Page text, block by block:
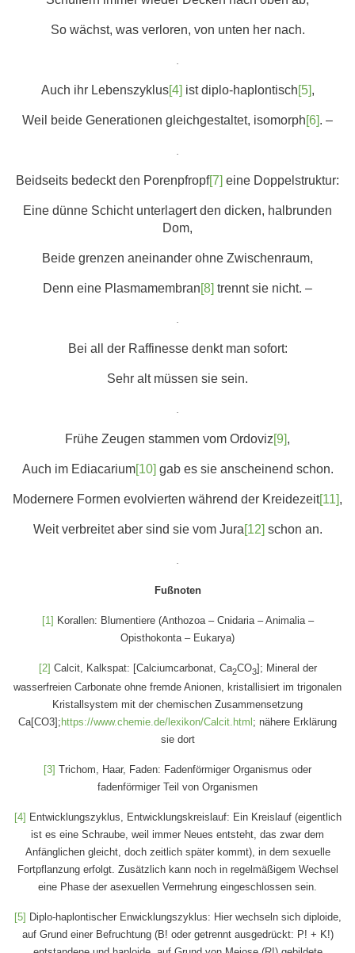
So wächst, was verloren, von unten her nach.
Auch ihr Lebenszyklus[4] ist diplo-haplontisch[5],
Weil beide Generationen gleichgestaltet, isomorph[6]. –
Beidseits bedeckt den Porenpfropf[7] eine Doppelstruktur:
Eine dünne Schicht unterlagert den dicken, halbrunden
Dom,
Beide grenzen aneinander ohne Zwischenraum,
Denn eine Plasmamembran[8] trennt sie nicht. –
Bei all der Raffinesse denkt man sofort:
Sehr alt müssen sie sein.
Frühe Zeugen stammen vom Ordoviz[9],
Auch im Ediacarium[10] gab es sie anscheinend schon.
Modernere Formen evolvierten während der Kreidezeit[11],
Weit verbreitet aber sind sie vom Jura[12] schon an.
Fußnoten
[1] Korallen: Blumentiere (Anthozoa – Cnidaria – Animalia –
Opisthokonta – Eukarya)
[2] Calcit, Kalkspat: [Calciumcarbonat, Ca2CO3]; Mineral der
wasserfreien Carbonate ohne fremde Anionen, kristallisiert im trigonalen
Kristallsystem mit der chemischen Zusammensetzung
Ca[CO3];https://www.chemie.de/lexikon/Calcit.html; nähere Erklärung
sie dort
[3] Trichom, Haar, Faden: Fadenförmiger Organismus oder
fadenförmiger Teil von Organismen
[4] Entwicklungszyklus, Entwicklungskreislauf: Ein Kreislauf (eigentlich
ist es eine Schraube, weil immer Neues entsteht, das zwar dem
Anfänglichen gleicht, doch zeitlich später kommt), in dem sexuelle
Fortpflanzung erfolgt. Zusätzlich kann noch in regelmäßigem Wechsel
eine Phase der asexuellen Vermehrung eingeschlossen sein.
[5] Diplo-haplontischer Enwicklungszyklus: Hier wechseln sich diploide,
auf Grund einer Befruchtung (B! oder getrennt ausgedrückt: P! + K!)